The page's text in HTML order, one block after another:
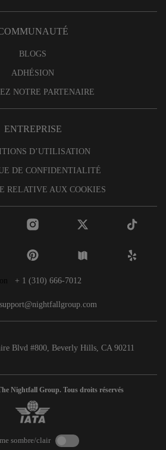
BLOGS
ADHÉSION
NOTRE PARTENAIRE
ENTREPRISE
D’UTILISATION
DE CONFIDENTIALITÉ
RELATIVE AUX COOKIES
+ 1 (310) 666-7012
support@nightfallgroup.com
Blvd #800, Beverly Hills, CA 90211
Nightfall Group. Tous droits réservés
sombre/clair